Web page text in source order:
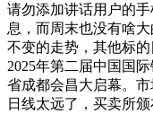
请勿添加讲话用户的
息，而周末也没有啥
不变的走势，其他标
2025年第二届中国国
省成都会昌大启幕。
日线太远了，买卖所